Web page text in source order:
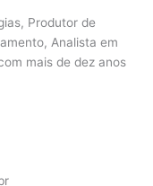
Produtor de
Analista em
mais de dez anos